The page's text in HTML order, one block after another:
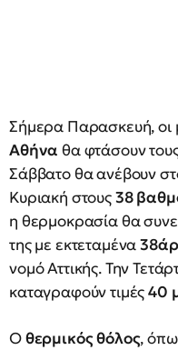
Σήμερα Παρασκευή, οι
Αθήνα θα φτάσουν
Σάββατο θα ανέβουν
Κυριακή στους38
η θερμοκρασία θα
της με εκτεταμένα
νομό Αττικής. Την
καταγραφούν τιμές40
Οθερμικός θόλος,